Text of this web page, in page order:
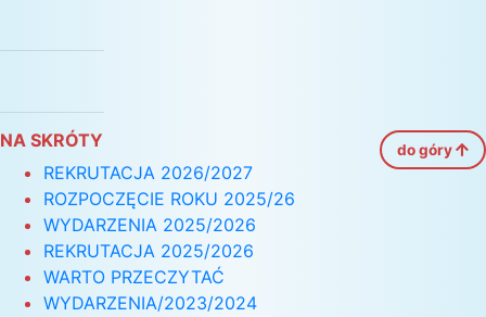
NA SKRÓTY do góry
REKRUTACJA 2026/2027
ROZPOCZĘCIE ROKU 2025/26
WYDARZENIA 2025/2026
REKRUTACJA 2025/2026
WARTO PRZECZYTAĆ
WYDARZENIA/2023/2024